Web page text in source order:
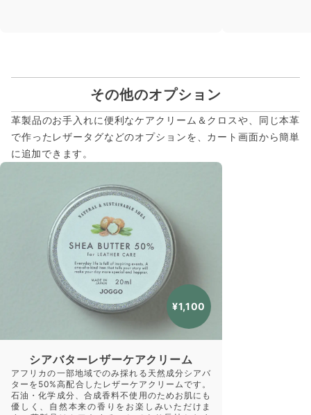
その他のオプション
革製品のお手入れに便利なケアクリーム＆クロスや、同じ本革
で作ったレザータグなどのオプションを、カート画面から簡単
に追加できます。
¥1,100
シアバターレザーケアクリーム
アフリカの一部地域でのみ採れる天然成分シアバ
ターを50%高配合したレザーケアクリームです。
石油・化学成分、合成香料不使用のためお肌にも
優しく、自然本来の香りをお楽しみいただけま